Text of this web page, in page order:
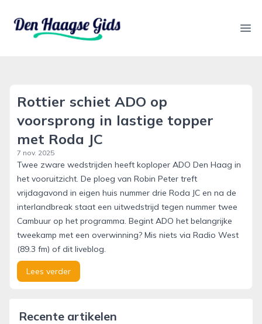
denhaagsegids.nl
Rottier schiet ADO op
voorsprong in lastige topper
met Roda JC
7 nov. 2025
Twee zware wedstrijden heeft koploper ADO Den Haag in
het vooruitzicht. De ploeg van Robin Peter treft
vrijdagavond in eigen huis nummer drie Roda JC en na de
interlandbreak staat een uitwedstrijd tegen nummer twee
Cambuur op het programma. Begint ADO het belangrijke
tweekamp met een overwinning? Mis niets via Radio West
(89.3 fm) of dit liveblog.
Lees verder
Recente artikelen